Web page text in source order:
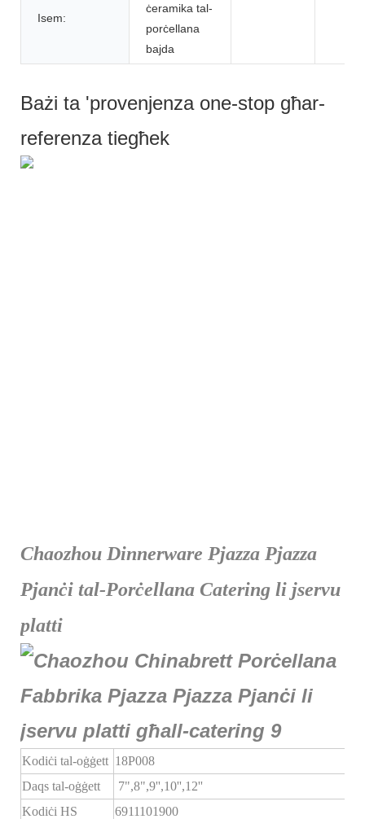
Isem:
ċeramika tal-
porċellana
bajda
Bażi ta 'provenjenza one-stop għar-
referenza tiegħek
Chaozhou Dinnerware Pjazza Pjazza
Pjanċi tal-Porċellana Catering li jservu
platti
Kodiċi tal-oġġett 18P008
Daqs tal-oġġett
7",8",9'',10'',12''
Kodiċi HS
6911101900